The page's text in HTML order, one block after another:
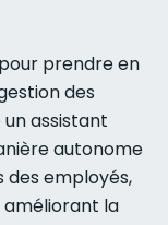
prendre en
des
assistant
autonome
des employés,
la